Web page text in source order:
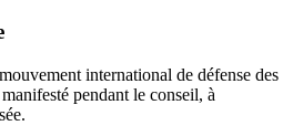
international de défense des
pendant le conseil, à